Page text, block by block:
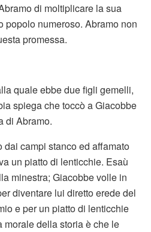
di moltiplicare la sua
popolo numeroso. Abramo non
promessa.
quale ebbe due figli gemelli,
spiega che toccò a Giacobbe
di Abramo.
dai campi stanco ed affamato
un piatto di lenticchie. Esaù
minestra; Giacobbe volle in
diventare lui diretto erede del
e per un piatto di lenticchie
morale della storia è che le